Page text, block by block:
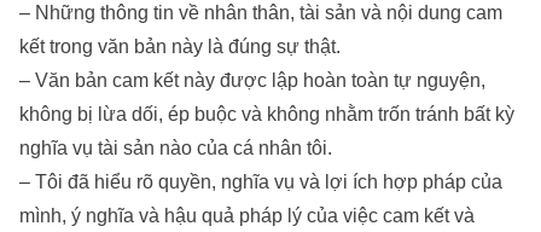
– Những thông tin về nhân thân, tài sản và nội dung cam
kết trong văn bản này là đúng sự thật.
– Văn bản cam kết này được lập hoàn toàn tự nguyện,
không bị lừa dối, ép buộc và không nhằm trốn tránh bất kỳ
nghĩa vụ tài sản nào của cá nhân tôi.
– Tôi đã hiểu rõ quyền, nghĩa vụ và lợi ích hợp pháp của
mình, ý nghĩa và hậu quả pháp lý của việc cam kết và